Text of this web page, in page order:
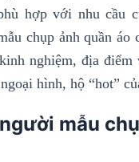
hợp với nhu cầu
chụp ảnh quần áo
nghiệm, địa điểm
hình, hộ “hot”
mẫu